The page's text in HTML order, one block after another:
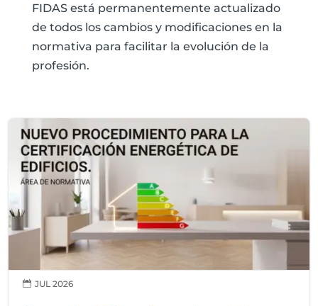
FIDAS está permanentemente actualizado
de todos los cambios y modificaciones en la
normativa para facilitar la evolución de la
profesión.
 JUL 2026